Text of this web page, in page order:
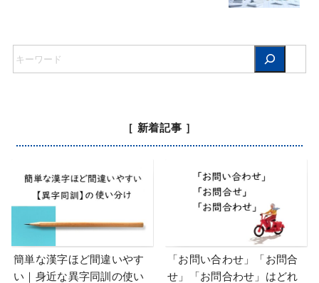
［ 新着記事 ］
簡単な漢字ほど間違いやす
い｜身近な異字同訓の使い
「お問い合わせ」「お問合
せ」「お問合わせ」はどれ